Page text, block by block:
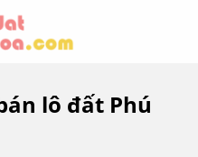
lô đất Phú